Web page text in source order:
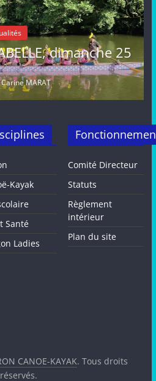
dimanche 25
Carine MARAT
Kayak
Santé
Ladies
Comité Directeur
Statuts
Règlement
intérieur
Plan du site
CANOE-KAYAK. Tous droits
réservés.